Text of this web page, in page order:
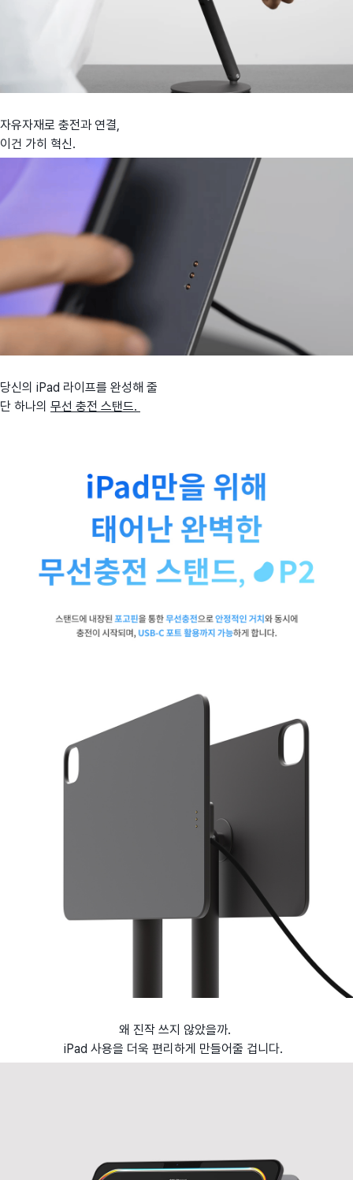
자유자재로 충전과 연결,
이건 가히 혁신.
당신의 iPad 라이프를 완성해 줄
단 하나의 무선 충전 스탠드.
왜 진작 쓰지 않았을까.
iPad 사용을 더욱 편리하게 만들어줄 겁니다.